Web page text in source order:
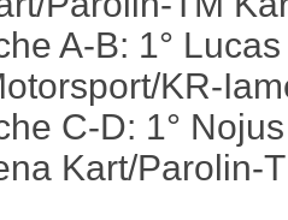
A-B: 1°
KR-
C-D: 1°
Kart/Parolin-